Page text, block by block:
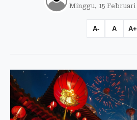
Minggu, 15 Februari
A- A A+